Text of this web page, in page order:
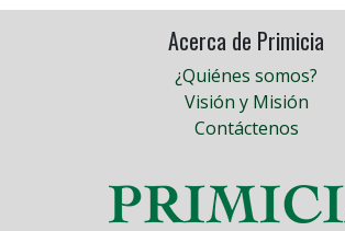
Acerca de Primicia
¿Quiénes somos?
Visión y Misión
Contáctenos